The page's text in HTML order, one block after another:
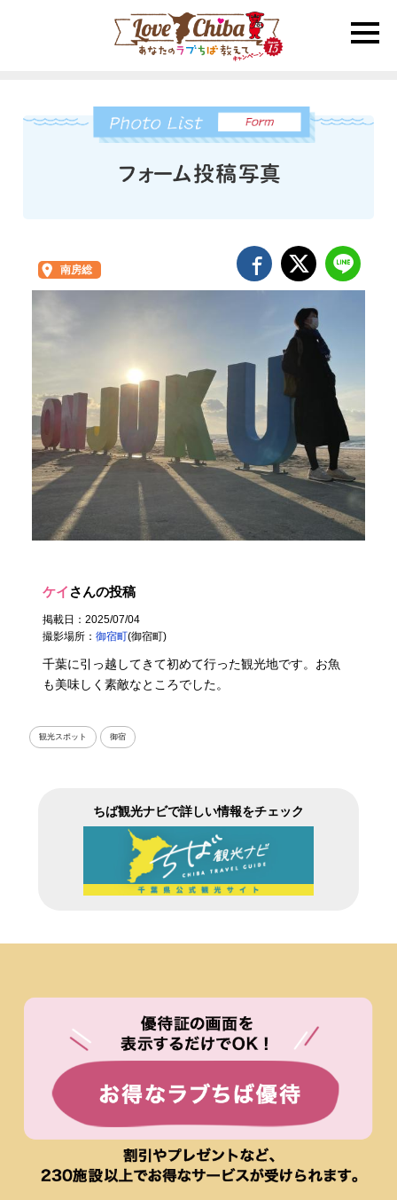
toggle
南房総
ケイ さんの投稿
掲載日：2025/07/04
撮影場所：御宿町(御宿町)
千葉に引っ越してきて初めて行った観光地です。お魚
も美味しく素敵なところでした。
観光スポット 御宿
ちば観光ナビで詳しい情報をチェック